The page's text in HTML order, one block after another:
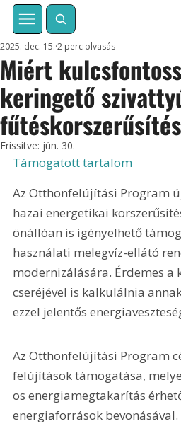
Miért
keringető
2025. dec. 15. 2 perc olvasás
Frissítve: jún. 30.
Támogatott tartalom
Az Otthonfelújítási Program
hazai energetikai
önállóan is igényelhető
használati melegvíz-ellátó
modernizálására. Érdemes a
cseréjével is kalkulálnia
ezzel jelentős
Az Otthonfelújítási Program
felújítások támogatása,
os energiamegtakarítás
energiaforrások